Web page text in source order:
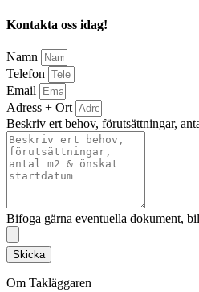
Kontakta oss idag!
Namn
Telefon
Email
Adress + Ort
Beskriv ert behov, förutsättningar,
Bifoga gärna eventuella dokument,
Skicka
Om Takläggaren